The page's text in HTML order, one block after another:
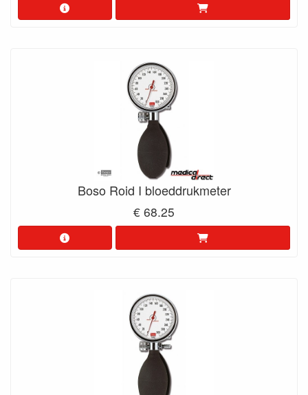
Boso Roid I bloeddrukmeter
€ 68.25